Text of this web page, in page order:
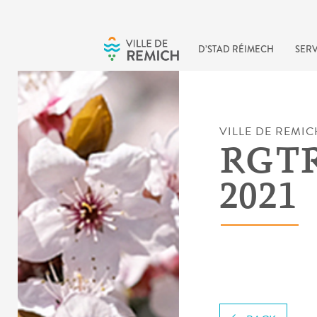
D’STAD RÉIMECH
VILLE DE
2021